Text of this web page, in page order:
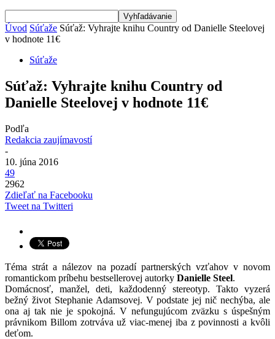
Úvod Súťaže Súťaž: Vyhrajte knihu Country od Danielle Steelovej
v hodnote 11€
Súťaže
Súťaž: Vyhrajte knihu Country od
Danielle Steelovej v hodnote 11€
Podľa
Redakcia zaujímavostí
-
10. júna 2016
49
2962
Zdieľať na Facebooku
Tweet na Twitteri
Téma strát a nálezov na pozadí partnerských vzťahov v novom
romantickom príbehu bestsellerovej autorky Danielle Steel.
Domácnosť, manžel, deti, každodenný stereotyp. Takto vyzerá
bežný život Stephanie Adamsovej. V podstate jej nič nechýba, ale
ona aj tak nie je spokojná. V nefungujúcom zväzku s úspešným
právnikom Billom zotrváva už viac-menej iba z povinnosti a kvôli
deťom.